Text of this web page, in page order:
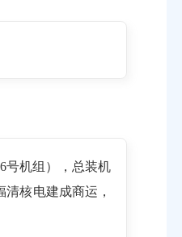
号机组），总装机
核电建成商运，